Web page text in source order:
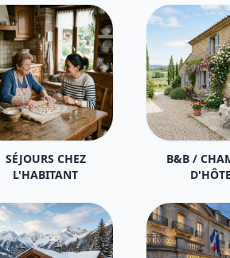
SÉJOURS CHEZ
L'HABITANT
B&B /